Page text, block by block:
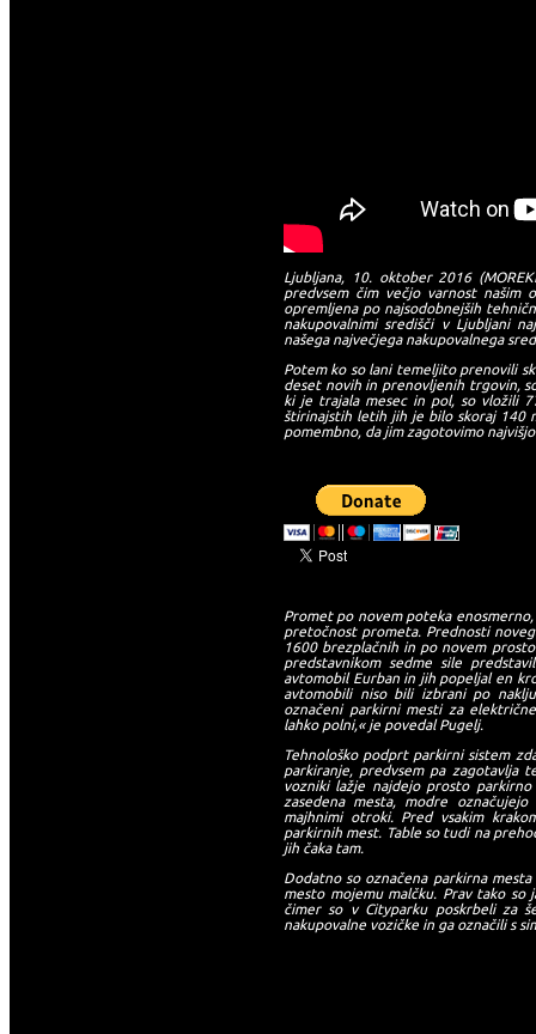
Ljubljana, 10. oktober 2016
predvsem čim večjo varnost našim
opremljena po najsodobnejših
nakupovalnimi središči v Ljubljani
našega največjega nakupovalnega
Potem ko so lani temeljito prenovili
deset novih in prenovljenih trgovin,
ki je trajala mesec in pol, so vložili
štirinajstih letih jih je bilo skoraj 140
pomembno, da jim zagotovimo
Promet po novem poteka
pretočnost prometa. Prednosti
1600 brezplačnih in po novem
predstavnikom sedme sile
avtomobil Eurban in jih popeljal en
avtomobili niso bili izbrani po
označeni parkirni mesti za
lahko polni,« je povedal Pugelj.
Tehnološko podprt parkirni sistem
parkiranje, predvsem pa zagotavlja
vozniki lažje najdejo prosto
zasedena mesta, modre
majhnimi otroki. Pred vsakim
parkirnih mest. Table so tudi na
jih čaka tam.
Dodatno so označena parkirna
mesto mojemu malčku. Prav tako so
čimer so v Cityparku poskrbeli za
nakupovalne vozičke in ga označili s